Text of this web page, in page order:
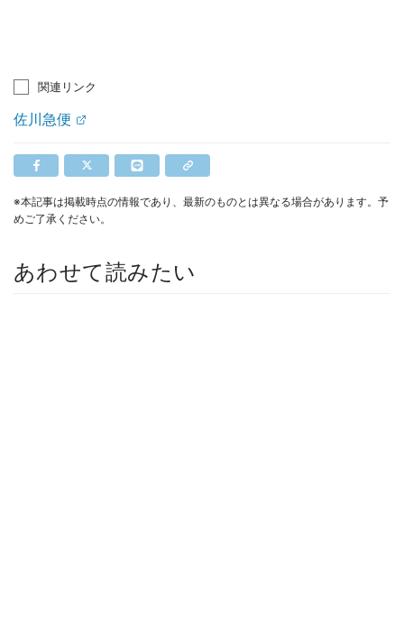
関連リンク
佐川急便
※本記事は掲載時点の情報であり、最新のものとは異なる場合があります。予
めご了承ください。
あわせて読みたい